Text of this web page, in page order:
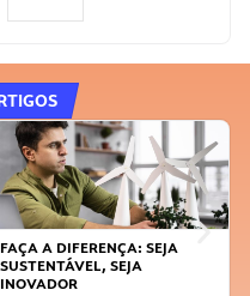
FAÇA A DIFERENÇA: SEJA
SUSTENTÁVEL, SEJA
INOVADOR